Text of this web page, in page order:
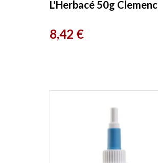
L'Herbacé 50g
Prix
8,42 €